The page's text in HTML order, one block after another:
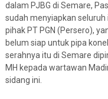
dalam PJBG di Semare,
sudah menyiapkan
pihak PT PGN (Persero),
belum siap untuk pipa
serahnya itu di Semare
MH kepada wartawan
sidang ini.